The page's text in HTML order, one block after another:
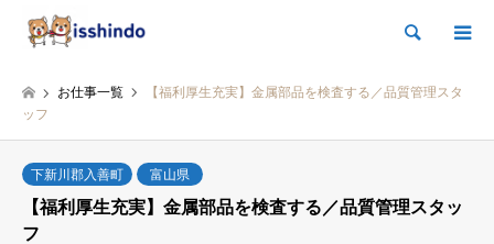
検索
お仕事一覧
【福利厚生充実】金属部品を検査する／品質管理スタ
ッフ
下新川郡入善町
富山県
【福利厚生充実】金属部品を検査する／品質管理スタッ
フ